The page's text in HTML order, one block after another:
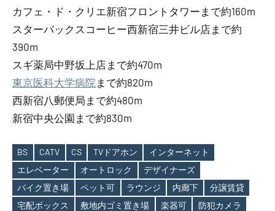
カフェ・ド・クリエ新宿フロントタワーまで約160m
スターバックスコーヒー西新宿三井ビル店まで約
390m
スギ薬局中野坂上店まで約470m
東京医科大学病院 まで約820m
西新宿八郵便局まで約480m
新宿中央公園まで約830m
Tags
BS CATV CS TVドアホン
インターネット
エレベーター
オートロック
デザイナーズ
バイク置き場
ペット可 ラウンジ 内廊下
分譲賃貸
宅配ボックス
敷地内ゴミ置き場 楽器可
防犯カメラ